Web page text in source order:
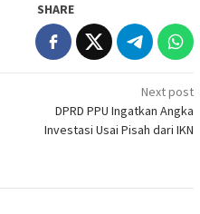
SHARE
Next post
DPRD PPU Ingatkan Angka
Investasi Usai Pisah dari IKN